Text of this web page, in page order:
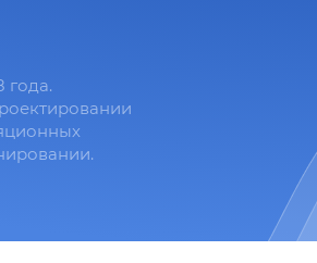
года.